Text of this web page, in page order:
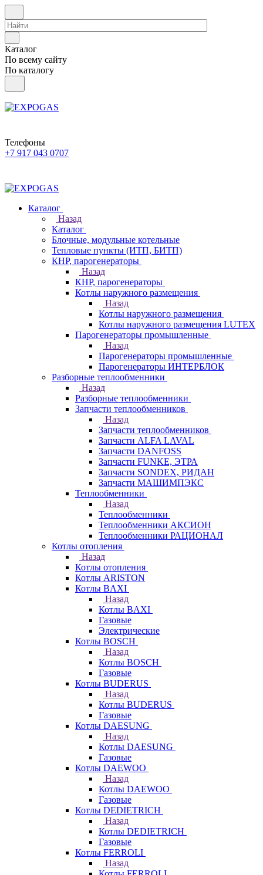
Каталог
По всему сайту
По каталогу
Телефоны
+7 917 043 0707
Каталог
Назад
Каталог
Блочные, модульные котельные
Тепловые пункты (ИТП, БИТП)
КНР, парогенераторы
Назад
КНР, парогенераторы
Котлы наружного размещения
Назад
Котлы наружного размещения
Котлы наружного размещения LUTEX
Парогенераторы промышленные
Назад
Парогенераторы промышленные
Парогенераторы ИНТЕРБЛОК
Разборные теплообменники
Назад
Разборные теплообменники
Запчасти теплообменников
Назад
Запчасти теплообменников
Запчасти ALFA LAVAL
Запчасти DANFOSS
Запчасти FUNKE, ЭТРА
Запчасти SONDEX, РИДАН
Запчасти МАШИМПЭКС
Теплообменники
Назад
Теплообменники
Теплообменники АКСИОН
Теплообменники РАЦИОНАЛ
Котлы отопления
Назад
Котлы отопления
Котлы ARISTON
Котлы BAXI
Назад
Котлы BAXI
Газовые
Электрические
Котлы BOSCH
Назад
Котлы BOSCH
Газовые
Котлы BUDERUS
Назад
Котлы BUDERUS
Газовые
Котлы DAESUNG
Назад
Котлы DAESUNG
Газовые
Котлы DAEWOO
Назад
Котлы DAEWOO
Газовые
Котлы DEDIETRICH
Назад
Котлы DEDIETRICH
Газовые
Котлы FERROLI
Назад